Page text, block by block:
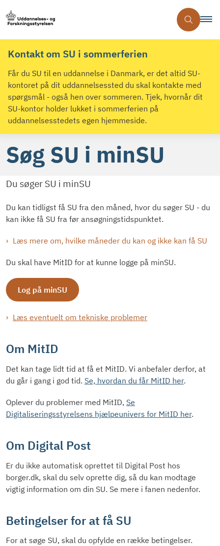
Kontakt om SU i sommerferien
Får du SU til en uddannelse i Danmark, er det altid SU-
kontoret på dit uddannelsessted du skal kontakte med
spørgsmål - også hen over sommeren. Tjek, hvornår dit
SU-kontor holder lukket i sommerferien på
uddannelsesstedets egen hjemmeside.
Søg SU i minSU
Du søger SU i minSU
Du kan tidligst få SU fra den måned, hvor du søger SU - du
kan ikke få SU fra før ansøgningstidspunktet.
Læs mere om, hvilke måneder du kan og ikke kan få SU
Du skal have MitID for at kunne logge på minSU.
Log på minSU
Læs eventuelt om tekniske problemer
Om MitID
Det kan tage lidt tid at få et MitID. Vi anbefaler derfor, at
du går i gang i god tid. Se, hvordan du får MitID her.
Oplever du problemer med MitID, Se
Digitaliseringsstyrelsens hjælpeunivers for MitID her.
Om Digital Post
Er du ikke automatisk oprettet til Digital Post hos
borger.dk, skal du selv oprette dig, så du kan modtage
vigtig information om din SU. Se mere i fanen nedenfor.
Betingelser for at få SU
For at søge SU, skal du opfylde en række betingelser.